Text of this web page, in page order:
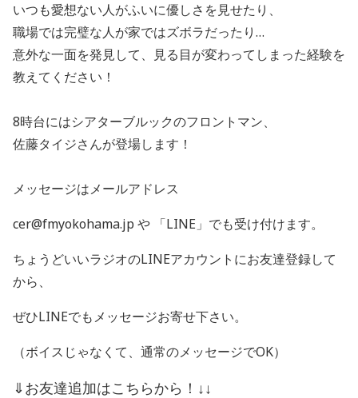
いつも愛想ない人がふいに優しさを見せたり、
職場では完璧な人が家ではズボラだったり…
意外な一面を発見して、
見る目が変わってしまった経験を
教えてください！
8時台にはシアターブルックのフロントマン、
佐藤タイジさんが登場します！
メッセージはメールアドレス
cer@fmyokohama.jp や 「LINE 」でも受け付けます。
ちょうどいいラジオのLINEアカウントにお友達登録して
から、
ぜひLINEでもメッセージお寄せ下さい。
（ボイスじゃなくて、通常のメッセージでOK）
⇓お友達追加はこちらから！↓↓